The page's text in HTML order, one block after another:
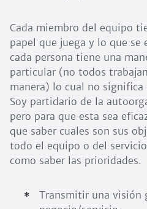
Cada miembro del equipo
papel que juega y lo que se
cada persona tiene una
particular (no todos
manera) lo cual no significa
Soy partidario de la
pero para que esta sea
que saber cuales son sus
todo el equipo o del
como saber las prioridades.
Transmitir una visión